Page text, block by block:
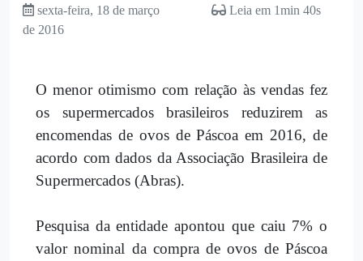
sexta-feira, 18 de março
de 2016
Leia em 1min 40s
O menor otimismo com relação às vendas fez
os supermercados brasileiros reduzirem as
encomendas de ovos de Páscoa em 2016, de
acordo com dados da Associação Brasileira de
Supermercados (Abras).
Pesquisa da entidade apontou que caiu 7% o
valor nominal da compra de ovos de Páscoa